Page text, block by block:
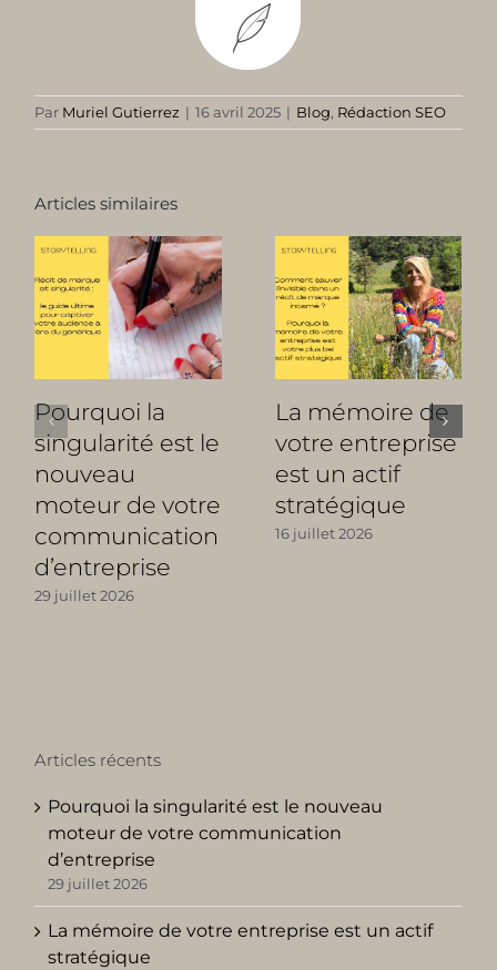
Par Muriel Gutierrez | 16 avril 2025 | Blog, Rédaction SEO
Articles similaires
Pourquoi la
singularité est le
nouveau
moteur de votre
communication
d’entreprise
29 juillet 2026
La mémoire de
votre entreprise
est un actif
stratégique
16 juillet 2026
Articles récents
Pourquoi la singularité est le nouveau
moteur de votre communication
d’entreprise
29 juillet 2026
La mémoire de votre entreprise est un actif
stratégique